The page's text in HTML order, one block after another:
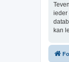
ieder
kan